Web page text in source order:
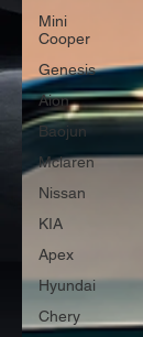
Mini
Cooper
Genesis
Aion
Baojun
Mclaren
Nissan
KIA
Apex
Hyundai
Chery